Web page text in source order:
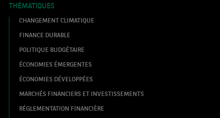
THÉMATIQUES
CHANGEMENT CLIMATIQUE
FINANCE DURABLE
POLITIQUE BUDGÉTAIRE
ÉCONOMIES ÉMERGENTES
ÉCONOMIES DÉVELOPPÉES
MARCHÉS FINANCIERS ET INVESTISSEMENTS
RÉGLEMENTATION FINANCIÈRE